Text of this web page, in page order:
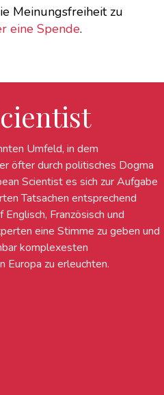
Meinungsfreiheit zu
eine Spende.
Umfeld, in dem
öfter durch politisches Dogma
Scientist es sich zur Aufgabe
Tatsachen entsprechend
Französisch und
eine Stimme zu geben und
komplexesten
Europa zu erleuchten.